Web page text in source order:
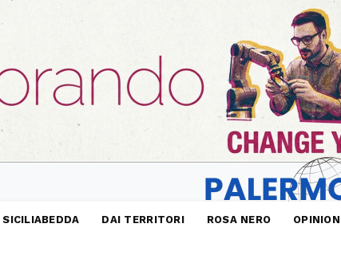
SICILIABEDDA DAI TERRITORI ROSA NERO